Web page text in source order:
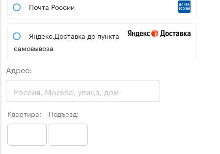
Почта России
Яндекс.Доставка до пункта
самовывоза
Адрес:
Квартира: Подъезд: